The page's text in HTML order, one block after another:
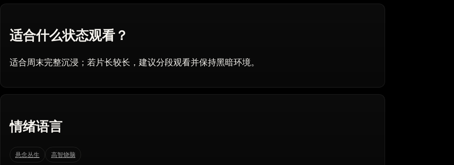
适合什么状态观看？
适合周末完整沉浸；若片长较长，建议分段观看并保持黑暗环境。
情绪语言
悬念丛生 高智烧脑